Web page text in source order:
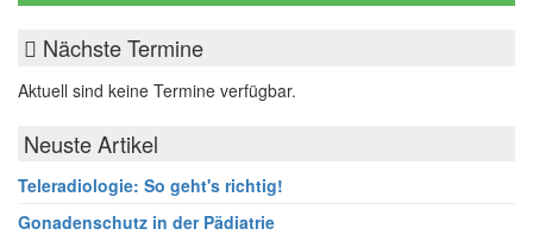
Nächste Termine
Aktuell sind keine Termine verfügbar.
Neuste Artikel
Teleradiologie: So geht's richtig!
Gonadenschutz in der Pädiatrie